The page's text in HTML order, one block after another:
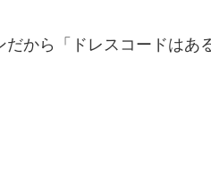
だから「ドレスコードは